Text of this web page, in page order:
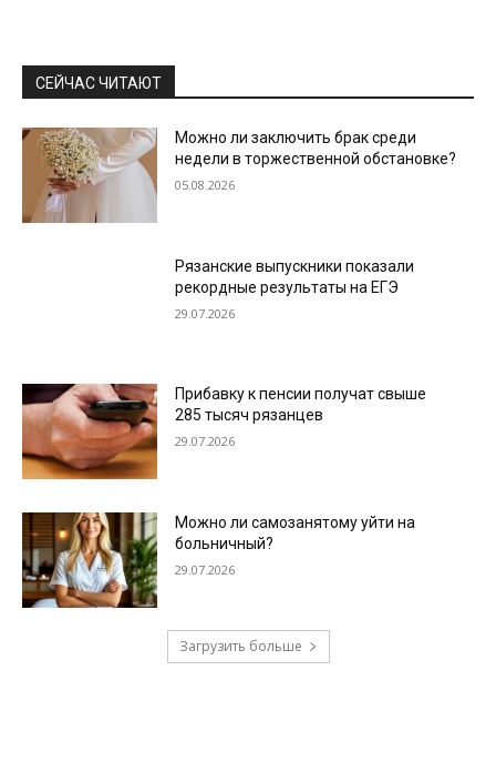
СЕЙЧАС ЧИТАЮТ
Можно ли заключить брак среди
недели в торжественной обстановке?
05.08.2026
Рязанские выпускники показали
рекордные результаты на ЕГЭ
29.07.2026
Прибавку к пенсии получат свыше
285 тысяч рязанцев
29.07.2026
Можно ли самозанятому уйти на
больничный?
29.07.2026
Загрузить больше